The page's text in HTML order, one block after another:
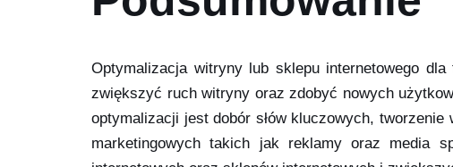
Optymalizacja witryny lub sklepu internetowego
zwiększyć ruch witryny oraz zdobyć nowych
optymalizacji jest dobór słów kluczowych,
marketingowych takich jak reklamy oraz media